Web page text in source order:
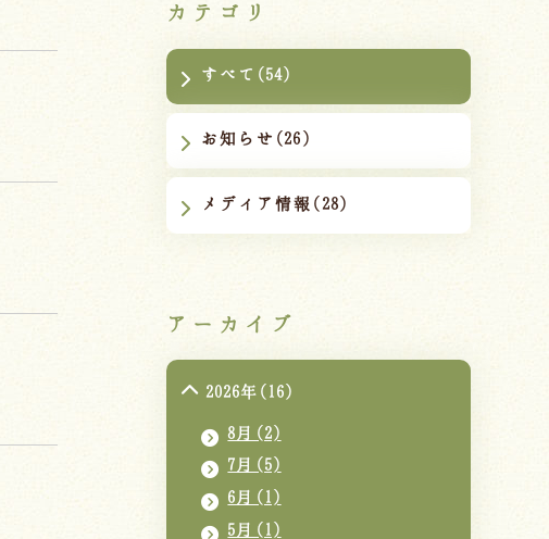
カテゴリ
すべて(54)
お知らせ(26)
メディア情報(28)
アーカイブ
2026年(16)
8月(2)
7月(5)
6月(1)
5月(1)